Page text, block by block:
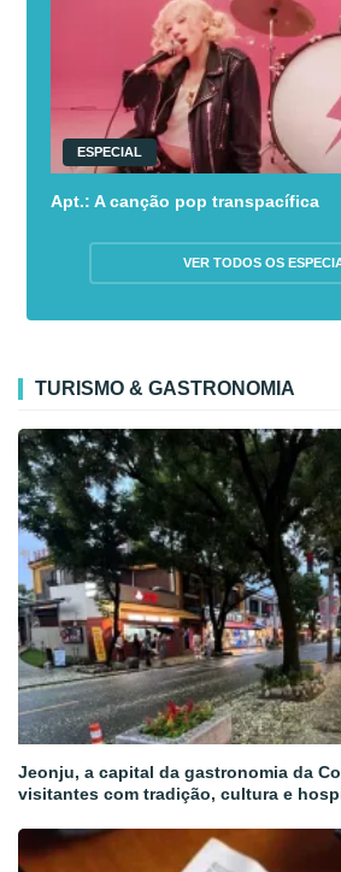
ESPECIAL
Apt.: A canção pop transpacífica
VER TODOS OS
TURISMO & GASTRONOMIA
Jeonju, a capital da gastronomia da
visitantes com tradição, cultura e